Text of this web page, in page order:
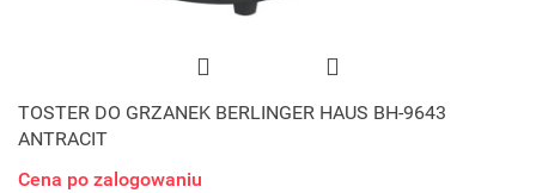
TOSTER DO GRZANEK BERLINGER HAUS BH-9643
ANTRACIT
Cena po zalogowaniu